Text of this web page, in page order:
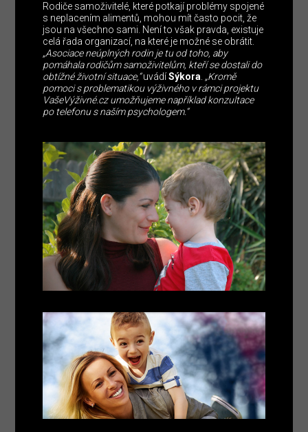
Rodiče samoživitelé, které potkají problémy spojené
s neplacením alimentů, mohou mít často pocit, že
jsou na všechno sami. Není to však pravda, existuje
celá řada organizací, na které je možné se obrátit.
„Asociace neúplných rodin je tu od toho, aby
pomáhala rodičům samoživitelům, kteří se dostali do
obtížné životní situace,“uvádíSýkora „Kromě
pomoci s problematikou výživného v rámci projektu
VašeVýživné.cz umožňujeme například konzultace
po telefonu s naším psychologem.“